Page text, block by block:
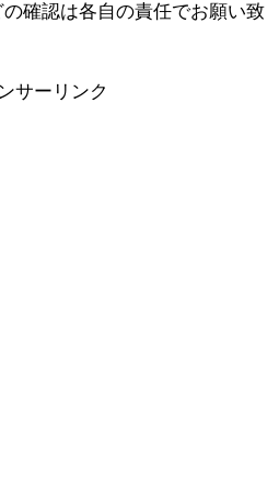
確認は各自の責任でお願い致
サーリンク